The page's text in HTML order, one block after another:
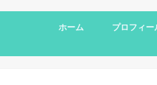
ホーム プロフィー